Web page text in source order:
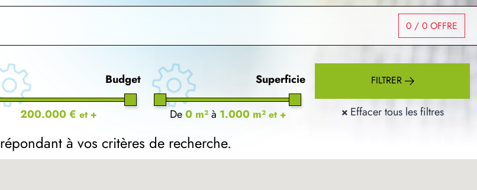
0 / 0 OFFRE
Budget
200.000 € et +
Superficie
De0 m²à 1.000 m² et +
FILTRER
× Effacer tous les filtres
répondant à vos critères de recherche.